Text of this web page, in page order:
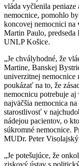
vláda vyčlenila
nemocnice, pomohlo
koncovej nemocnici na
Martin Paulo,
UNLP Košice.
„Je chvályhodné, že
Martine, Banskej
univerzitnej nemocnice
poukázať na to, že
nemocnicu potrebuje
najväčšia nemocnica
starostlivosť v
nádejou pacientov, o
súkromné nemocnice.
MUDr. Peter
„Je potešujúce, že